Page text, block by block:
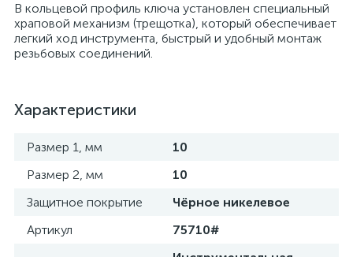
В кольцевой профиль ключа установлен специальный
храповой механизм (трещотка), который обеспечивает
легкий ход инструмента, быстрый и удобный монтаж
резьбовых соединений.
Характеристики
Размер 1, мм
10
Размер 2, мм
10
Защитное покрытие
Чёрное никелевое
Артикул
75710#